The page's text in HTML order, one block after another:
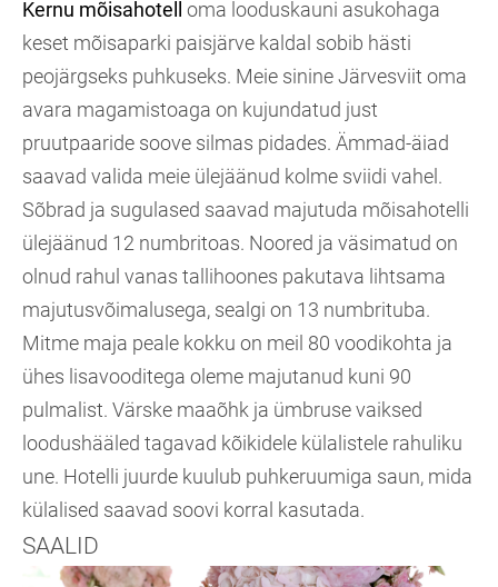
Kernu mõisahotell oma looduskauni asukohaga
keset mõisaparki paisjärve kaldal sobib hästi
peojärgseks puhkuseks. Meie sinine Järvesviit oma
avara magamistoaga on kujundatud just
pruutpaaride soove silmas pidades. Ämmad-äiad
saavad valida meie ülejäänud kolme sviidi vahel.
Sõbrad ja sugulased saavad majutuda mõisahotelli
ülejäänud 12 numbritoas. Noored ja väsimatud on
olnud rahul vanas tallihoones pakutava lihtsama
majutusvõimalusega, sealgi on 13 numbrituba.
Mitme maja peale kokku on meil 80 voodikohta ja
ühes lisavooditega oleme majutanud kuni 90
pulmalist. Värske maaõhk ja ümbruse vaiksed
loodushääled tagavad kõikidele külalistele rahuliku
une. Hotelli juurde kuulub puhkeruumiga saun, mida
külalised saavad soovi korral kasutada.
SAALID